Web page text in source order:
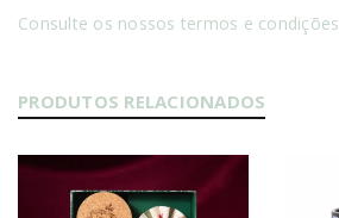
Consulte os nossos termos e condições
PRODUTOS RELACIONADOS